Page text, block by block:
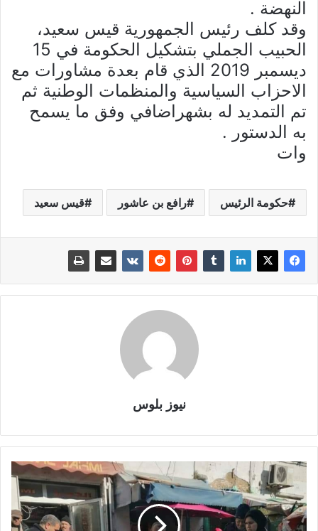
النهضة .
وقد كلف رئيس الجمهورية قيس سعيد،
الحبيب الجملي بتشكيل الحكومة في 15
ديسمبر 2019 الذي قام بعدة مشاورات مع
الاحزاب السياسية والمنظمات الوطنية ثم
تم التمديد له بشهراضافي وفق ما يسمح
به الدستور .
وات
حكومة الرئيس رافع بن عاشور قيس سعيد
نيوز بلوس